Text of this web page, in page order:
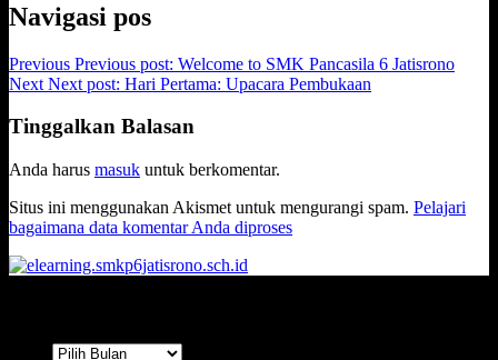
Navigasi pos
Previous Previous post: Welcome to SMK Pancasila 6 Jatisrono
Next Next post: Hari Pertama: Upacara Pembukaan
Tinggalkan Balasan
Anda harus masuk untuk berkomentar.
Situs ini menggunakan Akismet untuk mengurangi spam. Pelajari
bagaimana data komentar Anda diproses